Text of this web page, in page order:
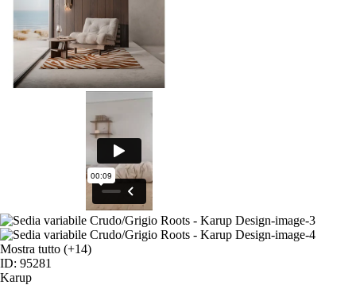
Mostra tutto (+14)
ID: 95281
Karup